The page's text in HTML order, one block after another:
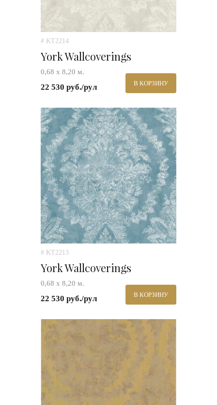
# KT2214
York Wallcoverings
0,68 х 8,20 м.
22 530 руб./рул В КОРЗИНУ
# KT2213
York Wallcoverings
0,68 х 8,20 м.
22 530 руб./рул В КОРЗИНУ